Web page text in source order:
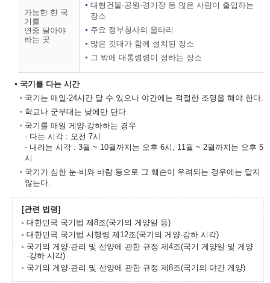
가능한 한 국
기를
연중 달아야
하는 곳
대형건물·공원·경기장 등 많은 사람이 출입하는
장소
주요 정부청사의 울타리
많은 깃대가 함께 설치된 장소
그 밖에 대통령령이 정하는 장소
국기를 다는 시간
국기는 매일·24시간 달 수 있으나 야간에는 적절한 조명을 해야 한다.
학교나 군부대는 낮에만 단다.
국기를 매일 게양·강하하는 경우
- 다는 시각 : 오전 7시
- 내리는 시각 : 3월 ~ 10월까지는 오후 6시, 11월 ~ 2월까지는 오후 5
시
국기가 심한 눈·비와 바람 등으로 그 훼손이 우려되는 경우에는 달지
않는다.
[관련 법령]
대한민국 국기법 제8조(국기의 게양일 등)
대한민국 국기법 시행령 제12조(국기의 게양·강하 시각)
국기의 게양·관리 및 선양에 관한 규정 제4조(국기 게양일 및 게양
·강하 시각)
국기의 게양·관리 및 선양에 관한 규정 제8조(국기의 야간 게양)